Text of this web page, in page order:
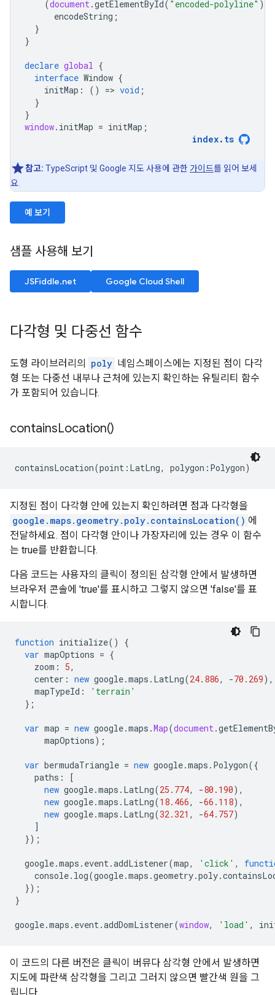
(document.getElementById( "encoded-polyline" )
encodeString ;
}
}
declare global {
interface Window {
initMap : () => void ;
}
}
window. initMap = initMap ;
index. ts
참고: TypeScript 및 Google 지도 사용에 관한 가이드를 읽어 보세
요.
예 보기
샘플 사용해 보기
JSFiddle.net Google Cloud Shell
다각형 및 다중선 함수
도형 라이브러리의 poly 네임스페이스에는 지정된 점이 다각
형 또는 다중선 내부나 근처에 있는지 확인하는 유틸리티 함수
가 포함되어 있습니다.
containsLocation()
containsLocation(point:LatLng, polygon:Polygon)
지정된 점이 다각형 안에 있는지 확인하려면 점과 다각형을
google.maps.geometry.poly.containsLocation() 에
전달하세요. 점이 다각형 안이나 가장자리에 있는 경우 이 함수
는 true를 반환합니다.
다음 코드는 사용자의 클릭이 정의된 삼각형 안에서 발생하면
브라우저 콘솔에 'true'를 표시하고 그렇지 않으면 'false'를 표
시합니다.
function initialize()
{
var mapOptions = {
zoom : 5,
center : new google.maps . LatLng(24.886, -70.269),
mapTypeId :
'terrain'
};
var map = new google.maps .Map(document.
mapOptions);
var bermudaTriangle = new google.maps . Polygon({
paths :
[
new google.maps . LatLng(25.774, -80.190),
new google.maps . LatLng(18.466, -66.118),
new google.maps . LatLng(32.321 , -64.757)
]
});
google.maps . event.addListener(map, 'click' ,
console. log(google.maps .geometry.poly.
});
}
google.maps . event.addDomListener(window, 'load' ,
이 코드의 다른 버전은 클릭이 버뮤다 삼각형 안에서 발생하면
지도에 파란색 삼각형을 그리고 그러지 않으면 빨간색 원을 그
립니다.